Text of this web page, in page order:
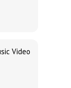
Video